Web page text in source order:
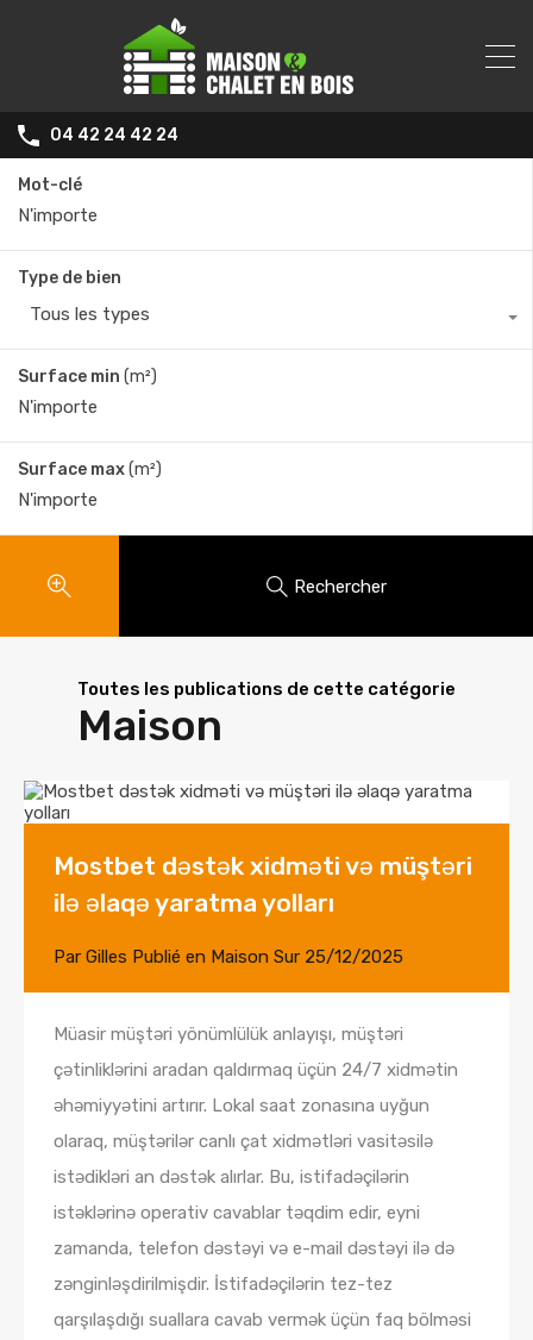
04 42 24 42 24
Mot-clé
Type de bien
Tous les types
Surface min (m²)
Surface max(m²)
Rechercher
Toutes les publications de cette catégorie
Maison
Mostbet dəstək xidməti və müştəri
ilə əlaqə yaratma yolları
Par Gilles Publié en Maison Sur 25/12/2025
Müasir müştəri yönümlülük anlayışı, müştəri
çətinliklərini aradan qaldırmaq üçün 24/7 xidmətin
əhəmiyyətini artırır. Lokal saat zonasına uyğun
olaraq, müştərilər canlı çat xidmətləri vasitəsilə
istədikləri an dəstək alırlar. Bu, istifadəçilərin
istəklərinə operativ cavablar təqdim edir, eyni
zamanda, telefon dəstəyi və e-mail dəstəyi ilə də
zənginləşdirilmişdir. İstifadəçilərin tez-tez
qarşılaşdığı suallara cavab vermək üçün faq bölməsi